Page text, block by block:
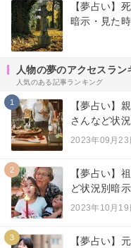
【夢占い】
暗示・見た
人物の夢のアクセスラン
人気のある記事ランキング
1
【夢占い】
さんなど状況
2023年09月23
2
【夢占い】
ど状況別暗
2023年10月19
3
【夢占い】